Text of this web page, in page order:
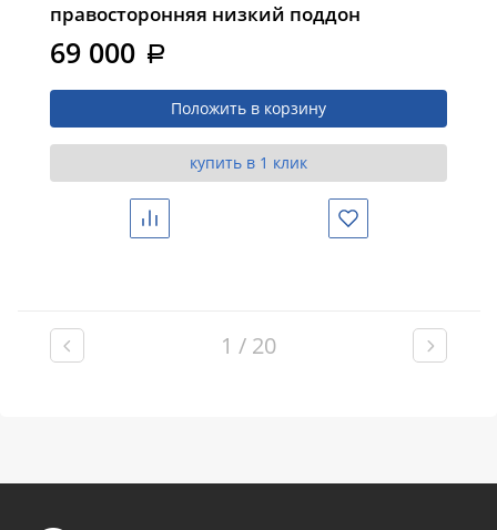
правосторонняя низкий поддон
прозрачное стекло
69 000 a
Положить в корзину
купить в 1 клик
Сравнить Избранное
1 / 20